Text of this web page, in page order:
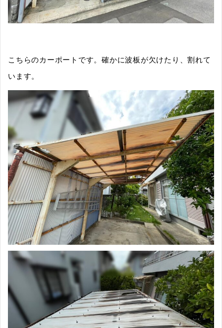
こちらのカーポートです。確かに波板が欠けたり、割れて
います。